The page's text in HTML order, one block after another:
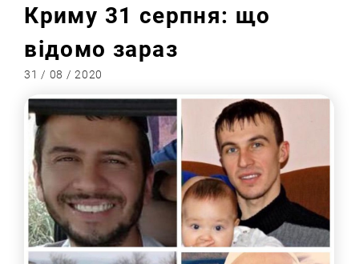
Криму 31 серпня: що
відомо зараз
31 / 08 / 2020